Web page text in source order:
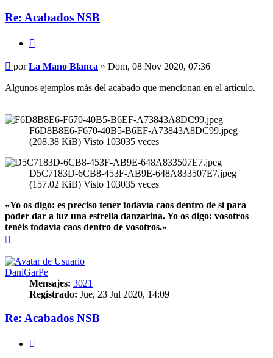
Re: Acabados NSB
Mensaje
porLa Mano Blanca » Dom, 08 Nov 2020, 07:36
Algunos ejemplos más del acabado que mencionan en el artículo.
F6D8B8E6-F670-40B5-B6EF-A73843A8DC99.jpeg
(208.38 KiB) Visto 103035 veces
D5C7183D-6CB8-453F-AB9E-648A833507E7.jpeg
(157.02 KiB) Visto 103035 veces
«Yo os digo: es preciso tener todavía caos dentro de sí para
poder dar a luz una estrella danzarina. Yo os digo: vosotros
tenéis todavía caos dentro de vosotros.»
DaniGarPe
Mensajes: 3021
Registrado: Jue, 23 Jul 2020, 14:09
Re: Acabados NSB